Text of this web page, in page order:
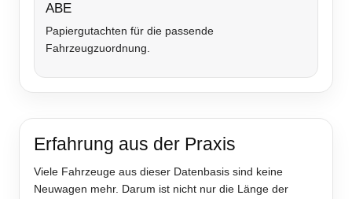
ABE
Papiergutachten für die passende
Fahrzeugzuordnung.
Erfahrung aus der Praxis
Viele Fahrzeuge aus dieser Datenbasis sind keine
Neuwagen mehr. Darum ist nicht nur die Länge der